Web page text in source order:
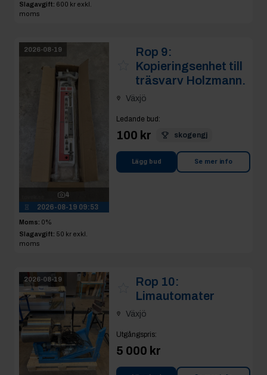
Slagavgift: 600 kr exkl.
moms
2026-08-19
4
2026-08-19 09:53
Moms: 0%
Slagavgift: 50 kr exkl.
moms
Rop 9:
Kopieringsenhet till
träsvarv Holzmann.
Växjö
Ledande bud :
100 kr skogengj
Lägg bud Se mer info
2026-08-19
Rop 10:
Limautomater
Växjö
Utgångspris:
5 000 kr